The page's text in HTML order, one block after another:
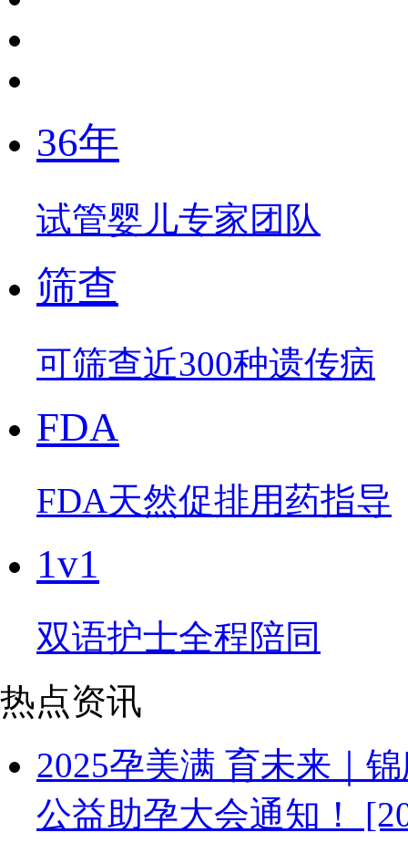
36年
试管婴儿专家团队
筛查
可筛查近300种遗传病
FDA
FDA天然促排用药指导
1v1
双语护士全程陪同
热点资讯
2025孕美满 育未来｜
公益助孕大会通知！